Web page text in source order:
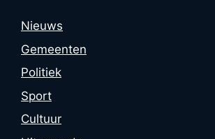
Nieuws
Gemeenten
Politiek
Sport
Cultuur